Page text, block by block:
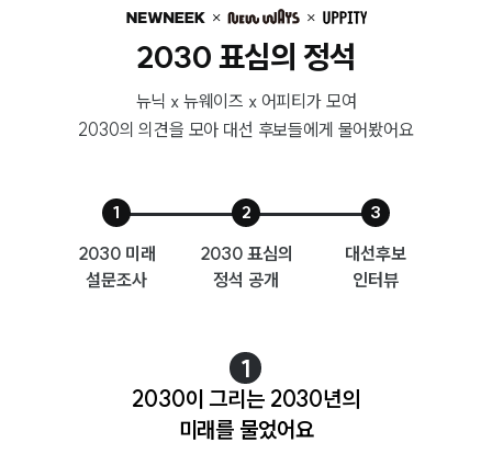
2030 표심의 정석
뉴닉 x 뉴웨이즈 x 어피티가 모여
2030의 의견을 모아 대선 후보들에게 물어봤어요
1
2030 미래
설문조사
2
2030 표심의
정석 공개
3
대선후보
인터뷰
1
2030이 그리는 2030년의
미래를 물었어요